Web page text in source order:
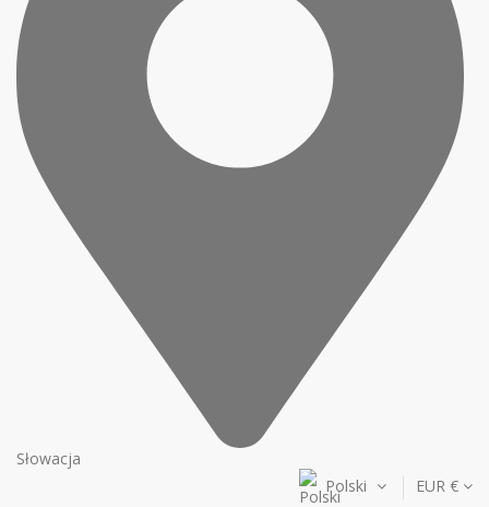
Słowacja
Polski
EUR €